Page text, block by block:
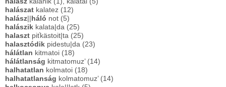
halászat kalatez (12)
halász
háló not (5)
halászik kalata|da (25)
halaszt piťkästoit|ta (25)
halasztódik pidestu|da (23)
hálátlan kitmatoi (18)
hálátlanság kitmatomuz’ (14)
halhatatlan kolmatoi (18)
halhatatlanság kolmatomuz’ (14)